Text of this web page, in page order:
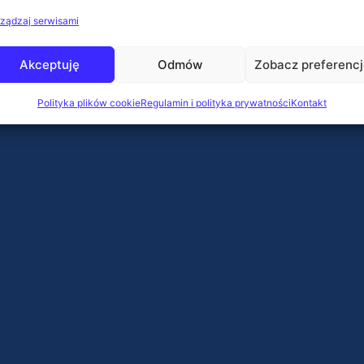
serwisami
Akceptuję Odmów Zobacz
Polityka plików cookieRegulamin i polityka prywatnościKontakt